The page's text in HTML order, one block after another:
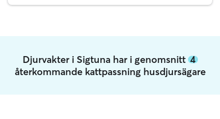
Djurvakter i Sigtuna har i genomsnitt 4
återkommande kattpassning husdjursägare